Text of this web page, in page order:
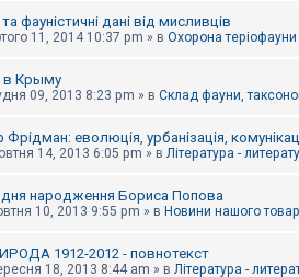
та фауністичні дані від мисливців
11, 2014 10:37 pm » в Охорона
в Крыму
09, 2013 8:23 pm » в Склад фауни,
еволюція, урбанізація,
14, 2013 6:05 pm » в Література -
дня народження Бориса Попова
10, 2013 9:55 pm » в Новини нашого
1912-2012 - повнотекст
18, 2013 8:44 am » в Література -